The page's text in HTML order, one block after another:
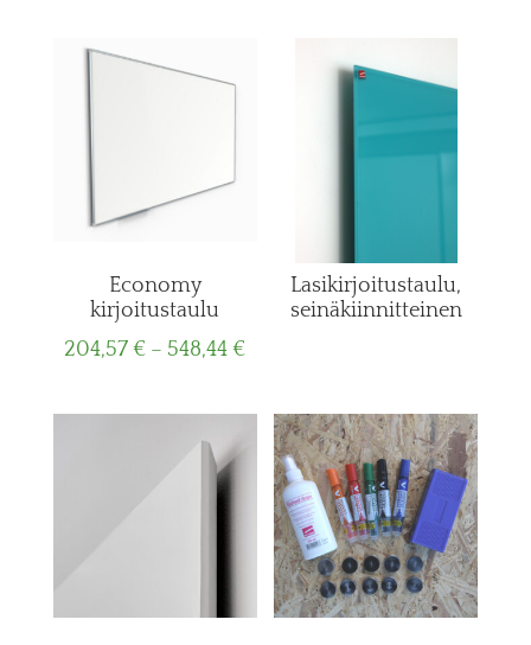
Economy
kirjoitustaulu
204,57€ – 548,44€Price
204,57 €
through
548,44 €
Lasikirjoitustaulu,
seinäkiinnitteinen